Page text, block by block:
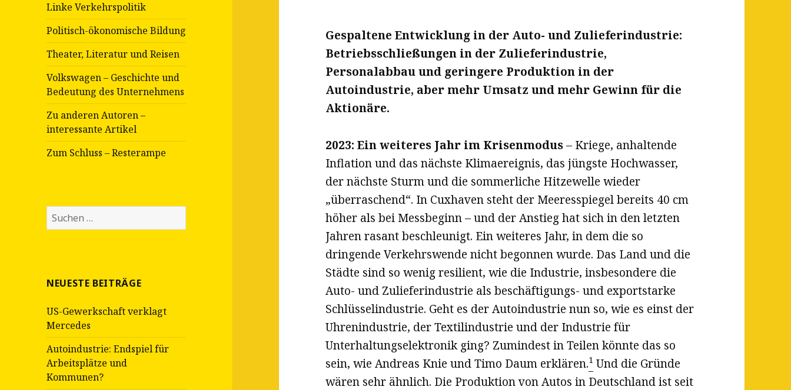
Linke Verkehrspolitik
Politisch-ökonomische Bildung
Theater, Literatur und Reisen
Volkswagen – Geschichte und
Bedeutung des Unternehmens
Zu anderen Autoren –
interessante Artikel
Zum Schluss – Resterampe
Suche
nach:
NEUESTE BEITRÄGE
US-Gewerkschaft verklagt
Mercedes
Autoindustrie: Endspiel für
Arbeitsplätze und
Kommunen?
Gespaltene Entwicklung in der Auto- und Zulieferindustrie:
Betriebsschließungen in der Zulieferindustrie,
Personalabbau und geringere Produktion in der
Autoindustrie, aber mehr Umsatz und mehr Gewinn für die
Aktionäre.
2023: Ein weiteres Jahr im Krisenmodus– Kriege, anhaltende
Inflation und das nächste Klimaereignis, das jüngste Hochwasser,
der nächste Sturm und die sommerliche Hitzewelle wieder
„überraschend“. In Cuxhaven steht der Meeresspiegel bereits 40 cm
höher als bei Messbeginn – und der Anstieg hat sich in den letzten
Jahren rasant beschleunigt. Ein weiteres Jahr, in dem die so
dringende Verkehrswende nicht begonnen wurde. Das Land und die
Städte sind so wenig resilient, wie die Industrie, insbesondere die
Auto- und Zulieferindustrie als beschäftigungs- und exportstarke
Schlüsselindustrie. Geht es der Autoindustrie nun so, wie es einst der
Uhrenindustrie, der Textilindustrie und der Industrie für
Unterhaltungselektronik ging? Zumindest in Teilen könnte das so
sein, wie Andreas Knie und Timo Daum erklären.1 Und die Gründe
wären sehr ähnlich. Die Produktion von Autos in Deutschland ist seit